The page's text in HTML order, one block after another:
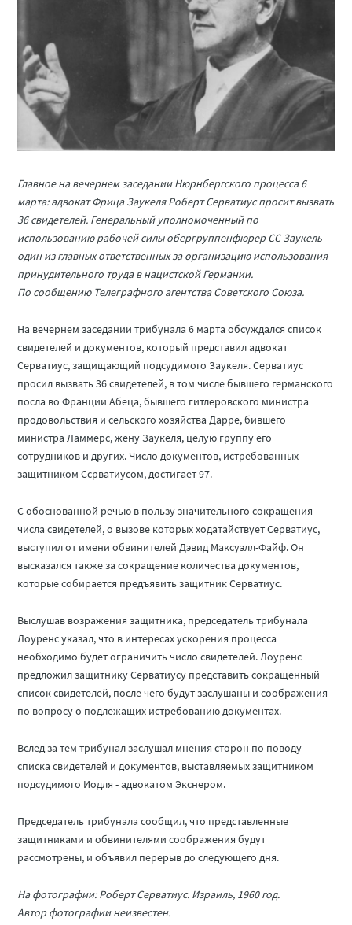
Главное на вечернем заседании Нюрнбергского процесса 6
марта: адвокат Фрица Заукеля Роберт Серватиус просит вызвать
36 свидетелей. Генеральный уполномоченный по
использованию рабочей силы обергруппенфюрер СС Заукель -
один из главных ответственных за организацию использования
принудительного труда в нацистской Германии.
По сообщению Телеграфного агентства Советского Союза.
На вечернем заседании трибунала 6 марта обсуждался список
свидетелей и документов, который представил адвокат
Серватиус, защищающий подсудимого Заукеля. Серватиус
просил вызвать 36 свидетелей, в том числе бывшего германского
посла во Франции Абеца, бывшего гитлеровского министра
продовольствия и сельского хозяйства Дарре, бившего
министра Ламмерс, жену Заукеля, целую группу его
сотрудников и других. Число документов, истребованных
защитником Ссрватиусом, достигает 97.
С обоснованной речью в пользу значительного сокращения
числа свидетелей, о вызове которых ходатайствует Серватиус,
выступил от имени обвинителей Дэвид Максуэлл-Файф. Он
высказался также за сокращение количества документов,
которые собирается предъявить защитник Серватиус.
Выслушав возражения защитника, председатель трибунала
Лоуренс указал, что в интересах ускорения процесса
необходимо будет ограничить число свидетелей. Лоуренс
предложил защитнику Серватиусу представить сокращённый
список свидетелей, после чего будут заслушаны и соображения
по вопросу о подлежащих истребованию документах.
Вслед за тем трибунал заслушал мнения сторон по поводу
списка свидетелей и документов, выставляемых защитником
подсудимого Иодля - адвокатом Экснером.
Председатель трибунала сообщил, что представленные
защитниками и обвинителями соображения будут
рассмотрены, и объявил перерыв до следующего дня.
На фотографии: Роберт Серватиус. Израиль, 1960 год.
Автор фотографии неизвестен.